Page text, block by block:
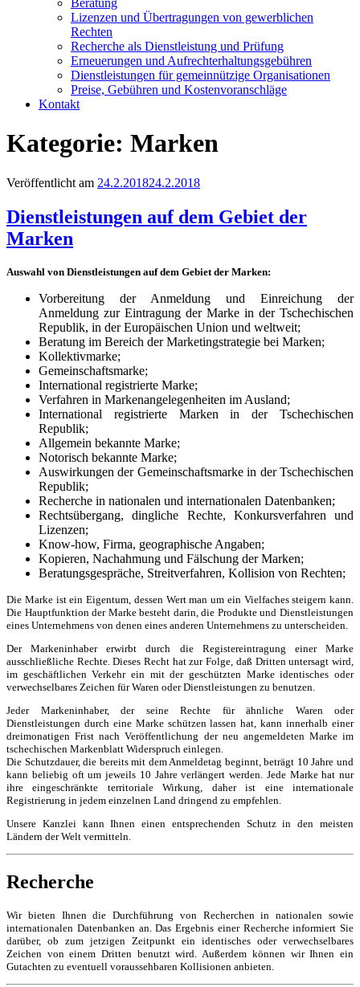
Beratung
Lizenzen und Übertragungen von gewerblichen
Rechten
Recherche als Dienstleistung und Prüfung
Erneuerungen und Aufrechterhaltungsgebühren
Dienstleistungen für gemeinnützige Organisationen
Preise, Gebühren und Kostenvoranschläge
Kontakt
Kategorie: Marken
Veröffentlicht am 24.2.201824.2.2018
Dienstleistungen auf dem Gebiet der
Marken
Auswahl von Dienstleistungen auf dem Gebiet der Marken:
Vorbereitung der Anmeldung und Einreichung der
Anmeldung zur Eintragung der Marke in der Tschechischen
Republik, in der Europäischen Union und weltweit;
Beratung im Bereich der Marketingstrategie bei Marken;
Kollektivmarke;
Gemeinschaftsmarke;
International registrierte Marke;
Verfahren in Markenangelegenheiten im Ausland;
International registrierte Marken in der Tschechischen
Republik;
Allgemein bekannte Marke;
Notorisch bekannte Marke;
Auswirkungen der Gemeinschaftsmarke in der Tschechischen
Republik;
Recherche in nationalen und internationalen Datenbanken;
Rechtsübergang, dingliche Rechte, Konkursverfahren und
Lizenzen;
Know-how, Firma, geographische Angaben;
Kopieren, Nachahmung und Fälschung der Marken;
Beratungsgespräche, Streitverfahren, Kollision von Rechten;
Die Marke ist ein Eigentum, dessen Wert man um ein Vielfaches steigern kann.
Die Hauptfunktion der Marke besteht darin, die Produkte und Dienstleistungen
eines Unternehmens von denen eines anderen Unternehmens zu unterscheiden.
Der Markeninhaber erwirbt durch die Registereintragung einer Marke
ausschließliche Rechte. Dieses Recht hat zur Folge, daß Dritten untersagt wird,
im geschäftlichen Verkehr ein mit der geschützten Marke identisches oder
verwechselbares Zeichen für Waren oder Dienstleistungen zu benutzen.
Jeder Markeninhaber, der seine Rechte für ähnliche Waren oder
Dienstleistungen durch eine Marke schützen lassen hat, kann innerhalb einer
dreimonatigen Frist nach Veröffentlichung der neu angemeldeten Marke im
tschechischen Markenblatt Widerspruch einlegen.
Die Schutzdauer, die bereits mit dem Anmeldetag beginnt, beträgt 10 Jahre und
kann beliebig oft um jeweils 10 Jahre verlängert werden. Jede Marke hat nur
ihre eingeschränkte territoriale Wirkung, daher ist eine internationale
Registrierung in jedem einzelnen Land dringend zu empfehlen.
Unsere Kanzlei kann Ihnen einen entsprechenden Schutz in den meisten
Ländern der Welt vermitteln.
Recherche
Wir bieten Ihnen die Durchführung von Recherchen in nationalen sowie
internationalen Datenbanken an. Das Ergebnis einer Recherche informiert Sie
darüber, ob zum jetzigen Zeitpunkt ein identisches oder verwechselbares
Zeichen von einem Dritten benutzt wird. Außerdem können wir Ihnen ein
Gutachten zu eventuell voraussehbaren Kollisionen anbieten.